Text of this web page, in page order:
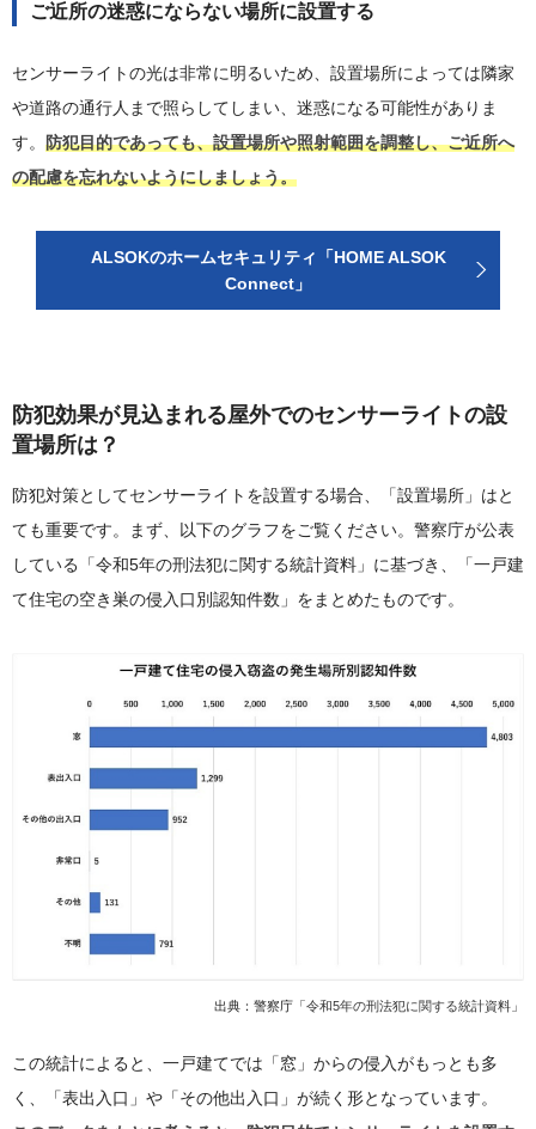
ご近所の迷惑にならない場所に設置する
センサーライトの光は非常に明るいため、設置場所によっては隣家
や道路の通行人まで照らしてしまい、迷惑になる可能性がありま
す。 防犯目的であっても、設置場所や照射範囲を調整し、ご近所へ
の配慮を忘れないようにしましょう。
ALSOKのホームセキュリティ「HOME ALSOK
Connect」
防犯効果が見込まれる屋外でのセンサーライトの設
置場所は？
防犯対策としてセンサーライトを設置する場合、「設置場所」はと
ても重要です。まず、以下のグラフをご覧ください。警察庁が公表
している「令和5年の刑法犯に関する統計資料」に基づき、「一戸建
て住宅の空き巣の侵入口別認知件数」をまとめたものです。
出典：警察庁「 令和5年の刑法犯に関する統計資料 」
この統計によると、一戸建てでは「窓」からの侵入がもっとも多
く、「表出入口」や「その他出入口」が続く形となっています。